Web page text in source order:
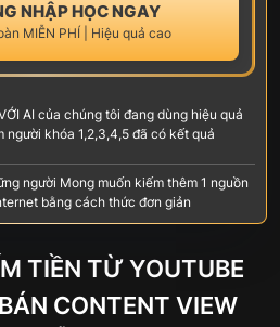
TIỀN TỪ YOUTUBE
BÁN CONTENT VIEW
NHẬP HỌC NGAY
MIỄN PHÍ | Hiệu quả cao
AI của chúng tôi đang dùng hiệu quả
người khóa 1,2,3,4,5 đã có kết quả
người Mong muốn kiếm thêm 1 nguồn
bằng cách thức đơn giản